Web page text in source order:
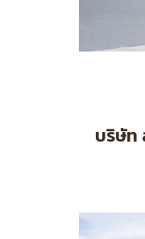
บริษัท